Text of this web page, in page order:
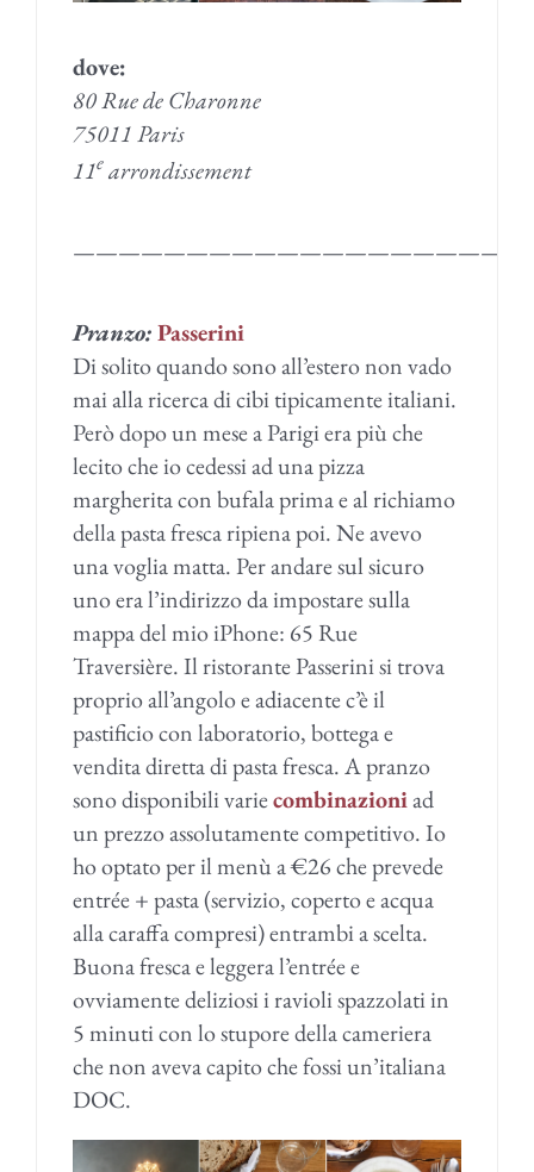
dove:
80 Rue de Charonne
75011 Paris
11earrondissement
Pranzo:Passerini
Di solito quando sono all’estero non vado
mai alla ricerca di cibi tipicamente italiani.
Però dopo un mese a Parigi era più che
lecito che io cedessi ad una pizza
margherita con bufala prima e al richiamo
della pasta fresca ripiena poi. Ne avevo
una voglia matta. Per andare sul sicuro
uno era l’indirizzo da impostare sulla
mappa del mio iPhone: 65 Rue
Traversière. Il ristorante Passerini si trova
proprio all’angolo e adiacente c’è il
pastificio con laboratorio, bottega e
vendita diretta di pasta fresca. A pranzo
sono disponibili variecombinazioniad
un prezzo assolutamente competitivo. Io
ho optato per il menù a €26 che prevede
entrée + pasta (servizio, coperto e acqua
alla caraffa compresi) entrambi a scelta.
Buona fresca e leggera l’entrée e
ovviamente deliziosi i ravioli spazzolati in
5 minuti con lo stupore della cameriera
che non aveva capito che fossi un’italiana
DOC.